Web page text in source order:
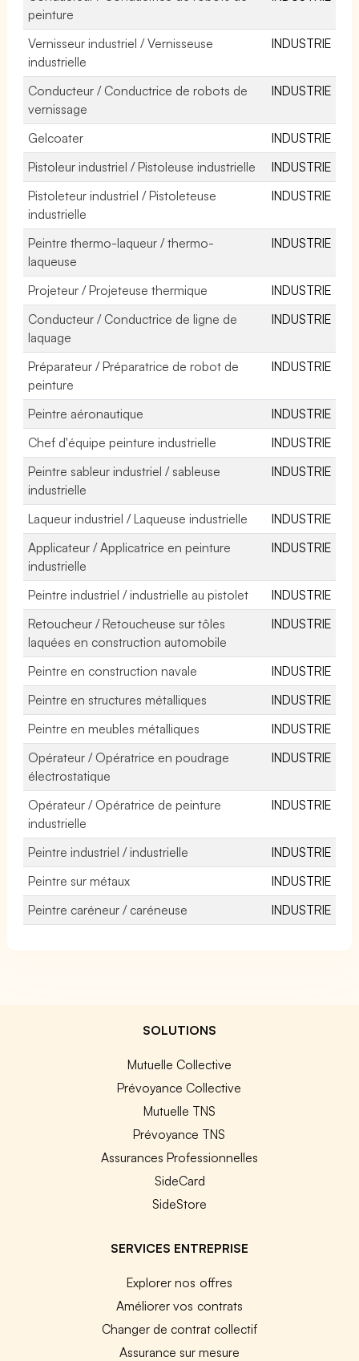
peinture
Vernisseur industriel / Vernisseuse
industrielle
INDUSTRIE
Conducteur / Conductrice de robots de
vernissage
INDUSTRIE
Gelcoater
INDUSTRIE
Pistoleur industriel / Pistoleuse industrielle
INDUSTRIE
Pistoleteur industriel / Pistoleteuse
industrielle
INDUSTRIE
Peintre thermo-laqueur / thermo-
laqueuse
INDUSTRIE
Projeteur / Projeteuse thermique
INDUSTRIE
Conducteur / Conductrice de ligne de
laquage
INDUSTRIE
Préparateur / Préparatrice de robot de
peinture
INDUSTRIE
Peintre aéronautique
INDUSTRIE
Chef d'équipe peinture industrielle
INDUSTRIE
Peintre sableur industriel / sableuse
industrielle
INDUSTRIE
Laqueur industriel / Laqueuse industrielle
INDUSTRIE
Applicateur / Applicatrice en peinture
industrielle
INDUSTRIE
Peintre industriel / industrielle au pistolet
INDUSTRIE
Retoucheur / Retoucheuse sur tôles
laquées en construction automobile
INDUSTRIE
Peintre en construction navale
INDUSTRIE
Peintre en structures métalliques
INDUSTRIE
Peintre en meubles métalliques
INDUSTRIE
Opérateur / Opératrice en poudrage
électrostatique
INDUSTRIE
Opérateur / Opératrice de peinture
industrielle
INDUSTRIE
Peintre industriel / industrielle
INDUSTRIE
Peintre sur métaux
INDUSTRIE
Peintre caréneur / caréneuse
INDUSTRIE
SOLUTIONS
Mutuelle Collective
Prévoyance Collective
Mutuelle TNS
Prévoyance TNS
Assurances Professionnelles
SideCard
SideStore
SERVICES ENTREPRISE
Explorer nos offres
Améliorer vos contrats
Changer de contrat collectif
Assurance sur mesure